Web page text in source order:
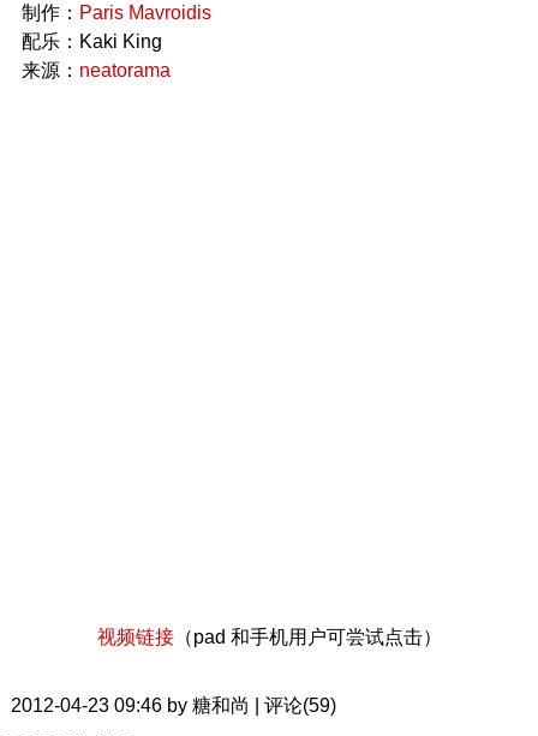
制作： Paris Mavroidis
配乐：Kaki King
来源： neatorama
视频链接（pad 和手机用户可尝试点击）
2012-04-23 09:46 by 糖和尚 | 评论(59)